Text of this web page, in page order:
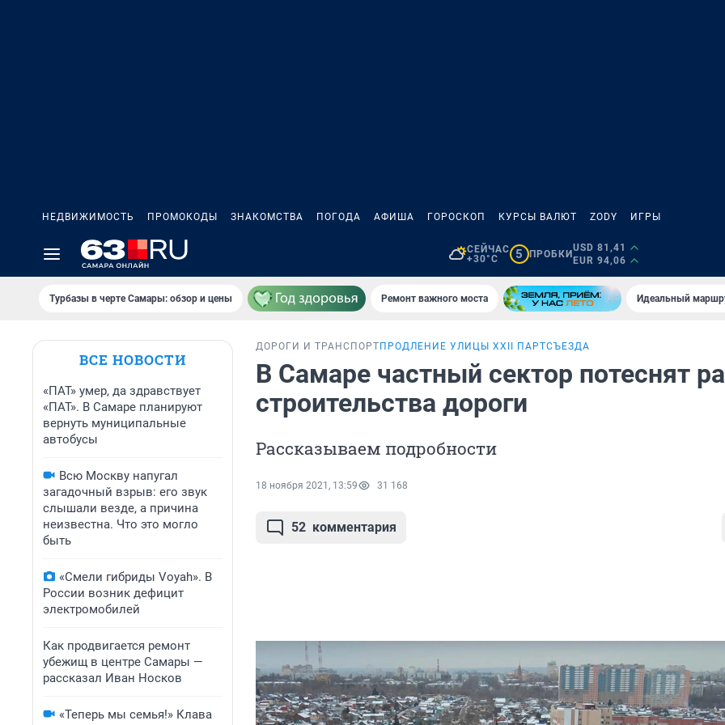
НЕДВИЖИМОСТЬ ПРОМОКОДЫ ЗНАКОМСТВА ПОГОДА АФИША ГОРОСКОП КУРСЫ ВАЛЮТ ZODY ИГРЫ
СЕЙЧАС
+30°C
5 ПРОБКИ
USD 81,41
EUR 94,06
Турбазы в черте Самары: обзор и цены Ремонт важного моста Идеальный
ВСЕ НОВОСТИ
«ПАТ» умер, да здравствует
«ПАТ». В Самаре планируют
вернуть муниципальные
автобусы
Всю Москву напугал
загадочный взрыв: его звук
слышали везде, а причина
неизвестна. Что это могло
быть
«Смели гибриды Voyah». В
России возник дефицит
электромобилей
Как продвигается ремонт
убежищ в центре Самары —
рассказал Иван Носков
«Теперь мы семья!» Клава
ДОРОГИ И ТРАНСПОРТ ПРОДЛЕНИЕ УЛИЦЫ XXII ПАРТСЪЕЗДА
В Самаре частный сектор потеснят
строительства дороги
Рассказываем подробности
18 ноября 2021, 13:59 31 168
52 комментария